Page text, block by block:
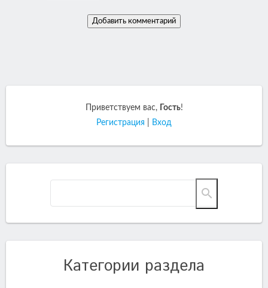
Приветствуем вас, Гость!
Регистрация
Вход
Категории раздела